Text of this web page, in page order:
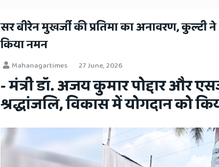
​सर बीरेन मुखर्जी की प्रतिमा का अनावरण,
किया नमन
Mahanagartimes 27 June, 2026
- मंत्री डॉ. अजय कुमार पोद्दार और
श्रद्धांजलि, विकास में योगदान को